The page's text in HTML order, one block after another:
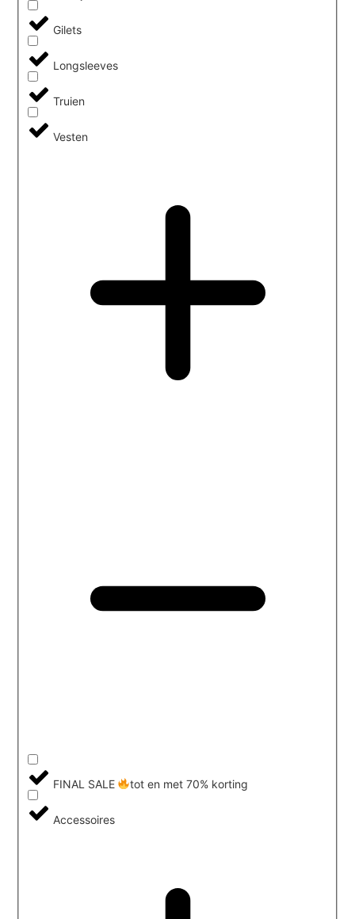
Gilets
Longsleeves
Truien
Vesten
FINAL SALE tot en met 70% korting
Accessoires